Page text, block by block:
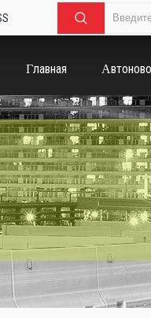
Главная